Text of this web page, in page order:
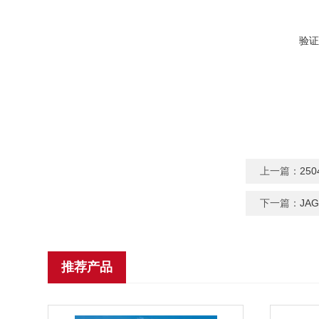
验
上一篇：
下一篇：
推荐产品